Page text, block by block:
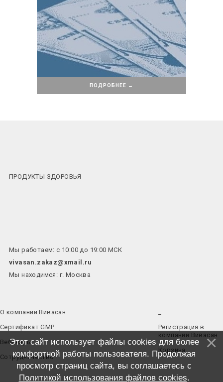
ПОДРОБНЕЕ →
ПРОДУКТЫ ЗДОРОВЬЯ
Мы работаем: с 10:00 до 19:00 МСК
vivasan.zakaz@xmail.ru
Мы находимся: г. Москва
О компании Вивасан
Сертификат GMP
Вебинары
Сотрудничество
Регистрация в
компании Вивасан
Корзина
Этот сайт использует файлы cookies для более
комфортной работы пользователя. Продолжая
просмотр страниц сайта, вы соглашаетесь с
Политикой использования файлов cookies.